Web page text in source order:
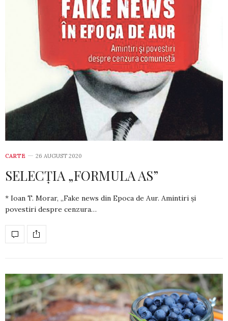
CARTE 26 AUGUST 2020
SELECȚIA „FORMULA AS”
* Ioan T. Morar, „Fake news din Epoca de Aur. Amintiri și
povestiri despre cenzura…